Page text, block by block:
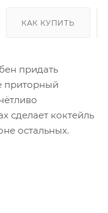
КАК КУПИТЬ
придать
приторный
сделает коктейль
остальных.